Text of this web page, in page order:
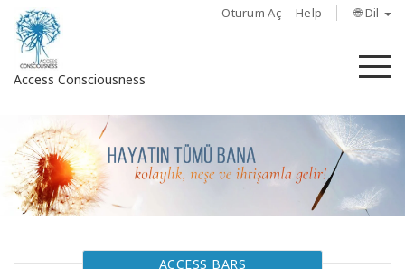
Oturum Aç Help 🌐 Dil
Access Consciousness
Hesabınızda
oturum
açın
Hakkında
Access
ACCESS BARS